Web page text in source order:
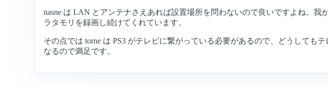
nasne は LAN とアンテナさえあれば設置場所を問わないので良いですよね。
ラタモリを録画し続けてくれています。
その点では torne は PS3 がテレビに繋がっている必要があるので、どうしても
なるので満足です。